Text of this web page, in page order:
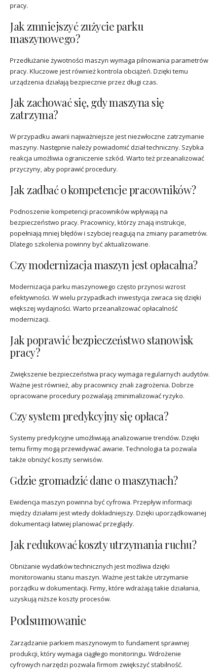
pracy.
Jak zmniejszyć zużycie parku
maszynowego?
Przedłużanie żywotności maszyn wymaga pilnowania parametrów
pracy. Kluczowe jest również kontrola obciążeń. Dzięki temu
urządzenia działają bezpiecznie przez długi czas.
Jak zachować się, gdy maszyna się
zatrzyma?
W przypadku awarii najważniejsze jest niezwłoczne zatrzymanie
maszyny. Następnie należy powiadomić dział techniczny. Szybka
reakcja umożliwia ograniczenie szkód. Warto też przeanalizować
przyczyny, aby poprawić procedury.
Jak zadbać o kompetencje pracowników?
Podnoszenie kompetencji pracowników wpływają na
bezpieczeństwo pracy. Pracownicy, którzy znają instrukcje,
popełniają mniej błędów i szybciej reagują na zmiany parametrów.
Dlatego szkolenia powinny być aktualizowane.
Czy modernizacja maszyn jest opłacalna?
Modernizacja parku maszynowego często przynosi wzrost
efektywności. W wielu przypadkach inwestycja zwraca się dzięki
większej wydajności. Warto przeanalizować opłacalność
modernizacji.
Jak poprawić bezpieczeństwo stanowisk
pracy?
Zwiększenie bezpieczeństwa pracy wymaga regularnych audytów.
Ważne jest również, aby pracownicy znali zagrożenia. Dobrze
opracowane procedury pozwalają zminimalizować ryzyko.
Czy system predykcyjny się opłaca?
Systemy predykcyjne umożliwiają analizowanie trendów. Dzięki
temu firmy mogą przewidywać awarie. Technologia ta pozwala
także obniżyć koszty serwisów.
Gdzie gromadzić dane o maszynach?
Ewidencja maszyn powinna być cyfrowa. Przepływ informacji
między działami jest wtedy dokładniejszy. Dzięki uporządkowanej
dokumentacji łatwiej planować przeglądy.
Jak redukować koszty utrzymania ruchu?
Obniżanie wydatków technicznych jest możliwa dzięki
monitorowaniu stanu maszyn. Ważne jest także utrzymanie
porządku w dokumentacji. Firmy, które wdrażają takie działania,
uzyskują niższe koszty procesów.
Podsumowanie
Zarządzanie parkiem maszynowym to fundament sprawnej
produkcji, który wymaga ciągłego monitoringu. Wdrożenie
cyfrowych narzędzi pozwala firmom zwiększyć stabilność.